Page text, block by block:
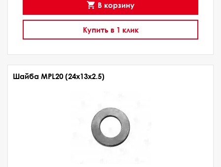
В корзину
Купить в 1 клик
Шайба MPL20 (24х13х2.5)